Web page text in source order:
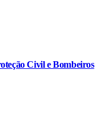
Civil e Bombeiros